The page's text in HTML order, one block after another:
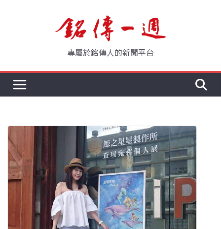
專屬於銘傳人的新聞平台